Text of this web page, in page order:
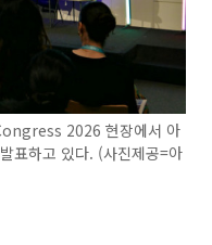
2026 현장에서 아
표하고 있다. (사진제공=아